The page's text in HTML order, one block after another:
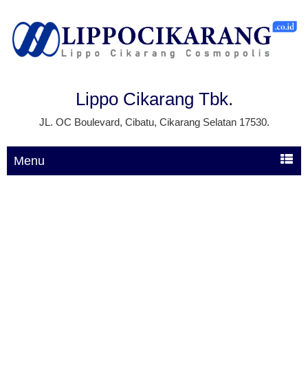
Lippo Cikarang Tbk.
JL. OC Boulevard, Cibatu, Cikarang Selatan 17530.
Menu